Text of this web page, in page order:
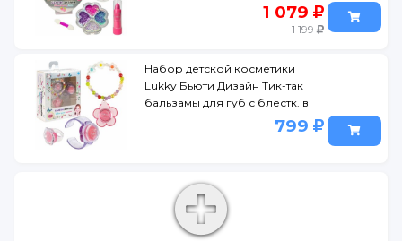
1 079
1 199
Набор детской косметики
Lukky Бьюти Дизайн Тик-так
бальзамы для губ с блестк. в
799